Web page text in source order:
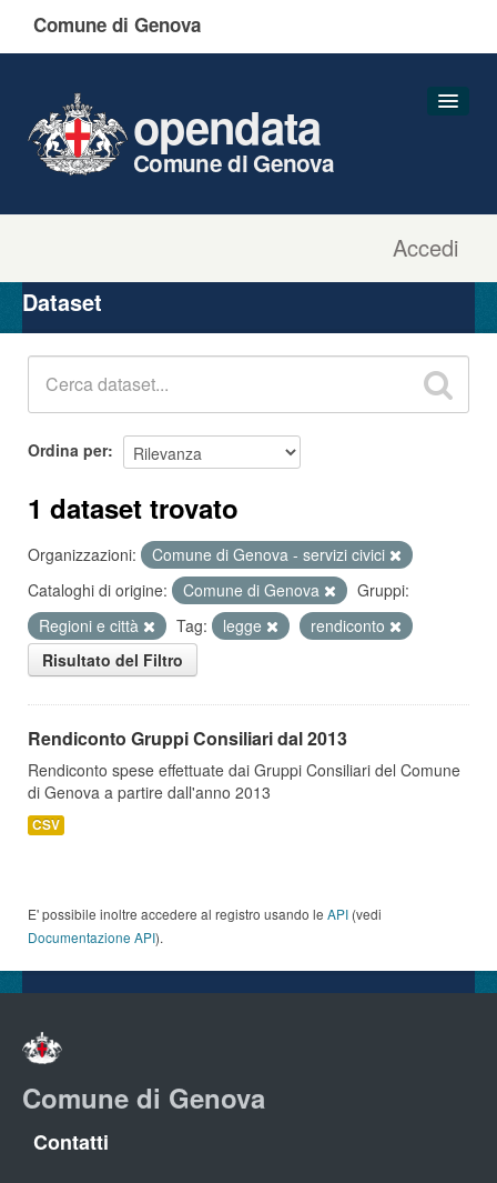
Comune di Genova
Accedi
opendata
Comune di Genova
Organizzazioni
Gruppi
Dataset
Ordina per
1 dataset trovato
Organizzazioni:
Comune di Genova - servizi civici
Cataloghi di origine:
Comune di Genova
Gruppi:
Regioni e città
Tag: legge
rendiconto
Risultato del Filtro
Rendiconto Gruppi Consiliari dal 2013
Rendiconto spese effettuate dai Gruppi Consiliari del Comune
di Genova a partire dall'anno 2013
CSV
E' possibile inoltre accedere al registro usando le API (vedi
Documentazione API).
Comune di Genova
Contatti